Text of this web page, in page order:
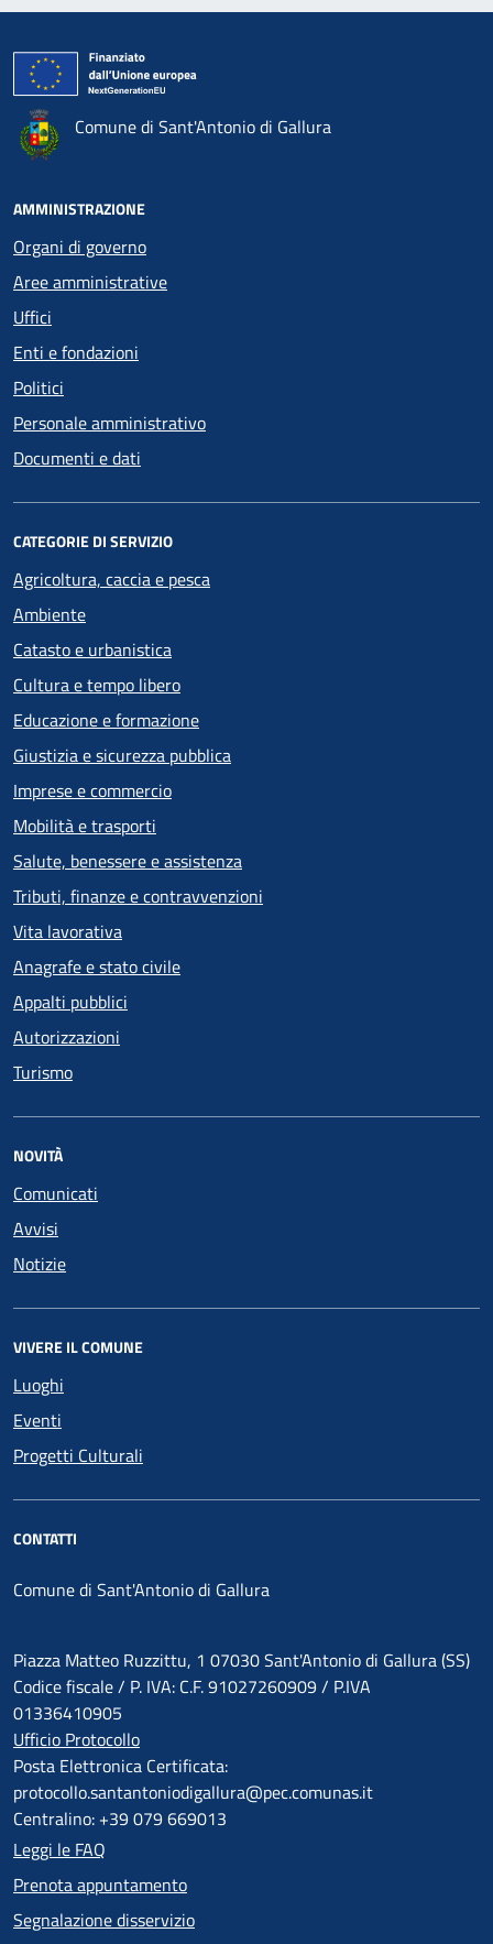
Comune di Sant'Antonio di Gallura
AMMINISTRAZIONE
Organi di governo
Aree amministrative
Uffici
Enti e fondazioni
Politici
Personale amministrativo
Documenti e dati
CATEGORIE DI SERVIZIO
Agricoltura, caccia e pesca
Ambiente
Catasto e urbanistica
Cultura e tempo libero
Educazione e formazione
Giustizia e sicurezza pubblica
Imprese e commercio
Mobilità e trasporti
Salute, benessere e assistenza
Tributi, finanze e contravvenzioni
Vita lavorativa
Anagrafe e stato civile
Appalti pubblici
Autorizzazioni
Turismo
NOVITÀ
Comunicati
Avvisi
Notizie
VIVERE IL COMUNE
Luoghi
Eventi
Progetti Culturali
CONTATTI
Comune di Sant'Antonio di Gallura
Piazza Matteo Ruzzittu, 1 07030 Sant'Antonio di Gallura (SS)
Codice fiscale / P. IVA: C.F. 91027260909 / P.IVA
01336410905
Ufficio Protocollo
Posta Elettronica Certificata:
protocollo.santantoniodigallura@pec.comunas.it
Centralino: +39 079 669013
Leggi le FAQ
Prenota appuntamento
Segnalazione disservizio